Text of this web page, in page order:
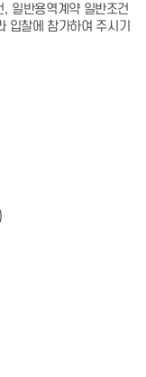
, 일반용역계약 일반조건
입찰에 참가하여 주시기
)